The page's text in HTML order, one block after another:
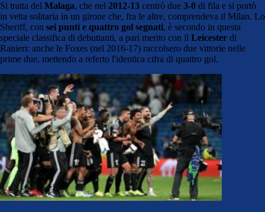
Si tratta del Malaga, che nel 2012-13 centrò due 3-0 di fila e si portò
in vetta solitaria in un girone che, fra le altre, comprendeva il Milan. Lo
Sheriff, con sei punti e quattro gol segnati, è secondo in questa
speciale classifica di debuttanti, a pari merito con il Leicester di
Ranieri: anche le Foxes (nel 2016-17) raccolsero due vittorie nelle
prime due, mettendo a referto l'identica cifra di quattro gol.